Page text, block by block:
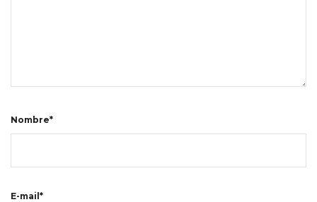
Nombre*
E-mail*